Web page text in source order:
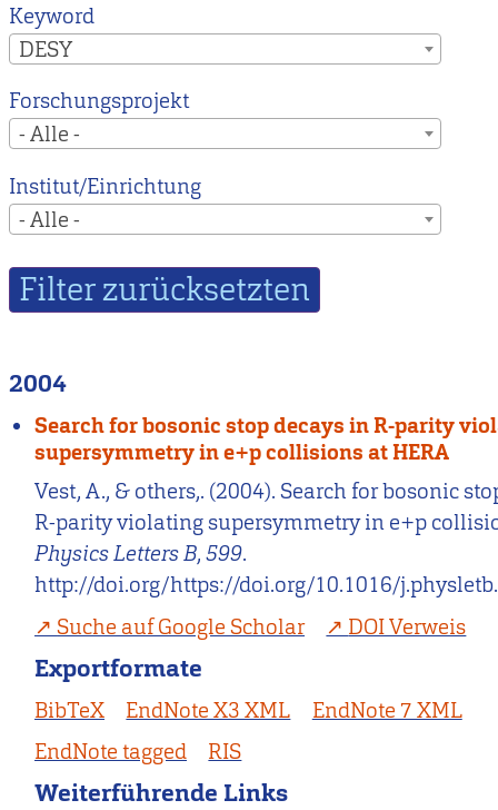
Keyword
DESY
Forschungsprojekt
- Alle -
Institut/Einrichtung
- Alle -
2004
Search for bosonic stop decays in R-parity
supersymmetry in e+p collisions at HERA
Vest, A., & others,. (2004). Search for bosonic
R-parity violating supersymmetry in e+p
Physics Letters B,599.
http://doi.org/https://doi.org/10.1016/
Suche auf Google Scholar
DOI Verweis
Exportformate
BibTeX EndNote X3 XML
EndNote 7 XML
EndNote tagged
RIS
Weiterführende Links